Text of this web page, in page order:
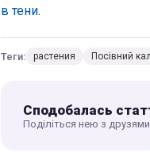
в тени.
Теги: растения Посівний
Сподобалась
Поділіться нею з друзями